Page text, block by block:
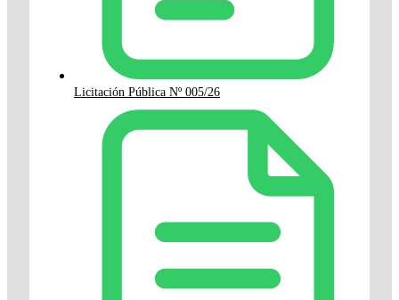
Licitación Pública Nº 005/26